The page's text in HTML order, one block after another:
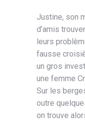
Justine, son
d’amis
leurs
fausse
un gros
une femme
Sur les
outre
on trouve